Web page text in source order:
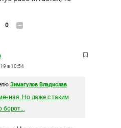
0
в 10:54
Зимагулов Владислав
Но даже с таким